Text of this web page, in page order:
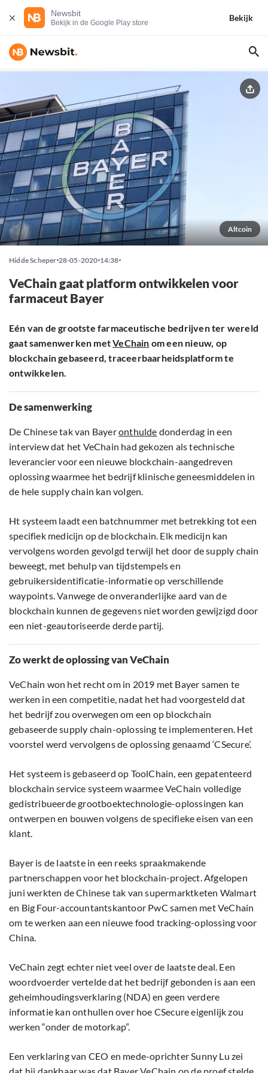
Newsbit
Bekijk in de Google Play store
Bekijk
Altcoin
Hidde Scheper 28-05-2020 14:38
VeChain gaat platform ontwikkelen voor
farmaceut Bayer
Eén van de grootste farmaceutische bedrijven ter wereld
gaat samenwerken metVeChain om een nieuw, op
blockchain gebaseerd, traceerbaarheidsplatform te
ontwikkelen.
De samenwerking
De Chinese tak van Bayeronthulde donderdag in een
interview dat het VeChain had gekozen als technische
leverancier voor een nieuwe blockchain-aangedreven
oplossing waarmee het bedrijf klinische geneesmiddelen in
de hele supply chain kan volgen.
Ht systeem laadt een batchnummer met betrekking tot een
specifiek medicijn op de blockchain. Elk medicijn kan
vervolgens worden gevolgd terwijl het door de supply chain
beweegt, met behulp van tijdstempels en
gebruikersidentificatie-informatie op verschillende
waypoints. Vanwege de onveranderlijke aard van de
blockchain kunnen de gegevens niet worden gewijzigd door
een niet-geautoriseerde derde partij.
Zo werkt de oplossing van VeChain
VeChain won het recht om in 2019 met Bayer samen te
werken in een competitie, nadat het had voorgesteld dat
het bedrijf zou overwegen om een ​​op blockchain
gebaseerde supply chain-oplossing te implementeren. Het
voorstel werd vervolgens de oplossing genaamd ‘CSecure’.
Het systeem is gebaseerd op ToolChain, een gepatenteerd
blockchain service systeem waarmee VeChain volledige
gedistribueerde grootboektechnologie-oplossingen kan
ontwerpen en bouwen volgens de specifieke eisen van een
klant.
Bayer is de laatste in een reeks spraakmakende
partnerschappen voor het blockchain-project. Afgelopen
juni werkten de Chinese tak van supermarktketen Walmart
en Big Four-accountantskantoor PwC samen met VeChain
om te werken aan een nieuwe food tracking-oplossing voor
China.
VeChain zegt echter niet veel over de laatste deal. Een
woordvoerder vertelde dat het bedrijf gebonden is aan een
geheimhoudingsverklaring (NDA) en geen verdere
informatie kan onthullen over hoe CSecure eigenlijk zou
werken “onder de motorkap”.
Een verklaring van CEO en mede-oprichter Sunny Lu zei